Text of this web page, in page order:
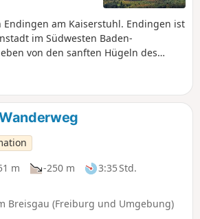
Endingen am Kaiserstuhl. Endingen ist
im Südwesten Baden-
von den sanften Hügeln des
durch Weinberge, Wälder und
atemberaubende Ausblicke auf
Vogesen.
m -250 m
3:35 Std.
Breisgau (Freiburg und Umgebung)